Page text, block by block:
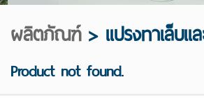
ผลิตภัณฑ์> แปรงทาเล็บแ
Product not found.